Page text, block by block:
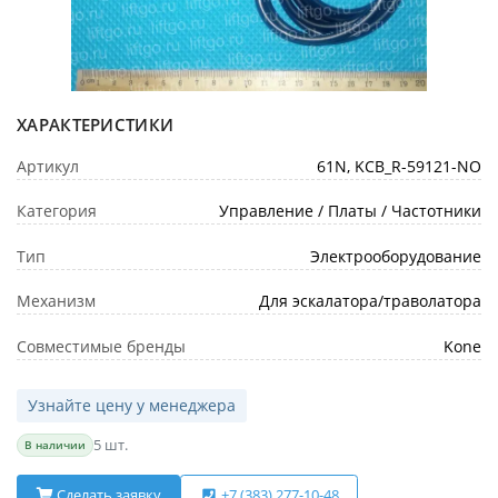
ХАРАКТЕРИСТИКИ
Артикул 61N, KCB_R-59121-NO
Категория Управление / Платы / Частотники
Тип Электрооборудование
Механизм Для эскалатора/траволатора
Совместимые бренды Kone
Узнайте цену у менеджера
В наличии 5 шт.